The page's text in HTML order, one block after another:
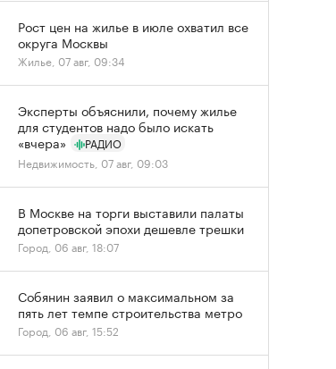
Рост цен на жилье в июле охватил все
округа Москвы
Жилье, 07 авг, 09:34
Эксперты объяснили, почему жилье
для студентов надо было искать
«вчера»
РАДИО
Недвижимость, 07 авг, 09:03
В Москве на торги выставили палаты
допетровской эпохи дешевле трешки
Город, 06 авг, 18:07
Собянин заявил о максимальном за
пять лет темпе строительства метро
Город, 06 авг, 15:52